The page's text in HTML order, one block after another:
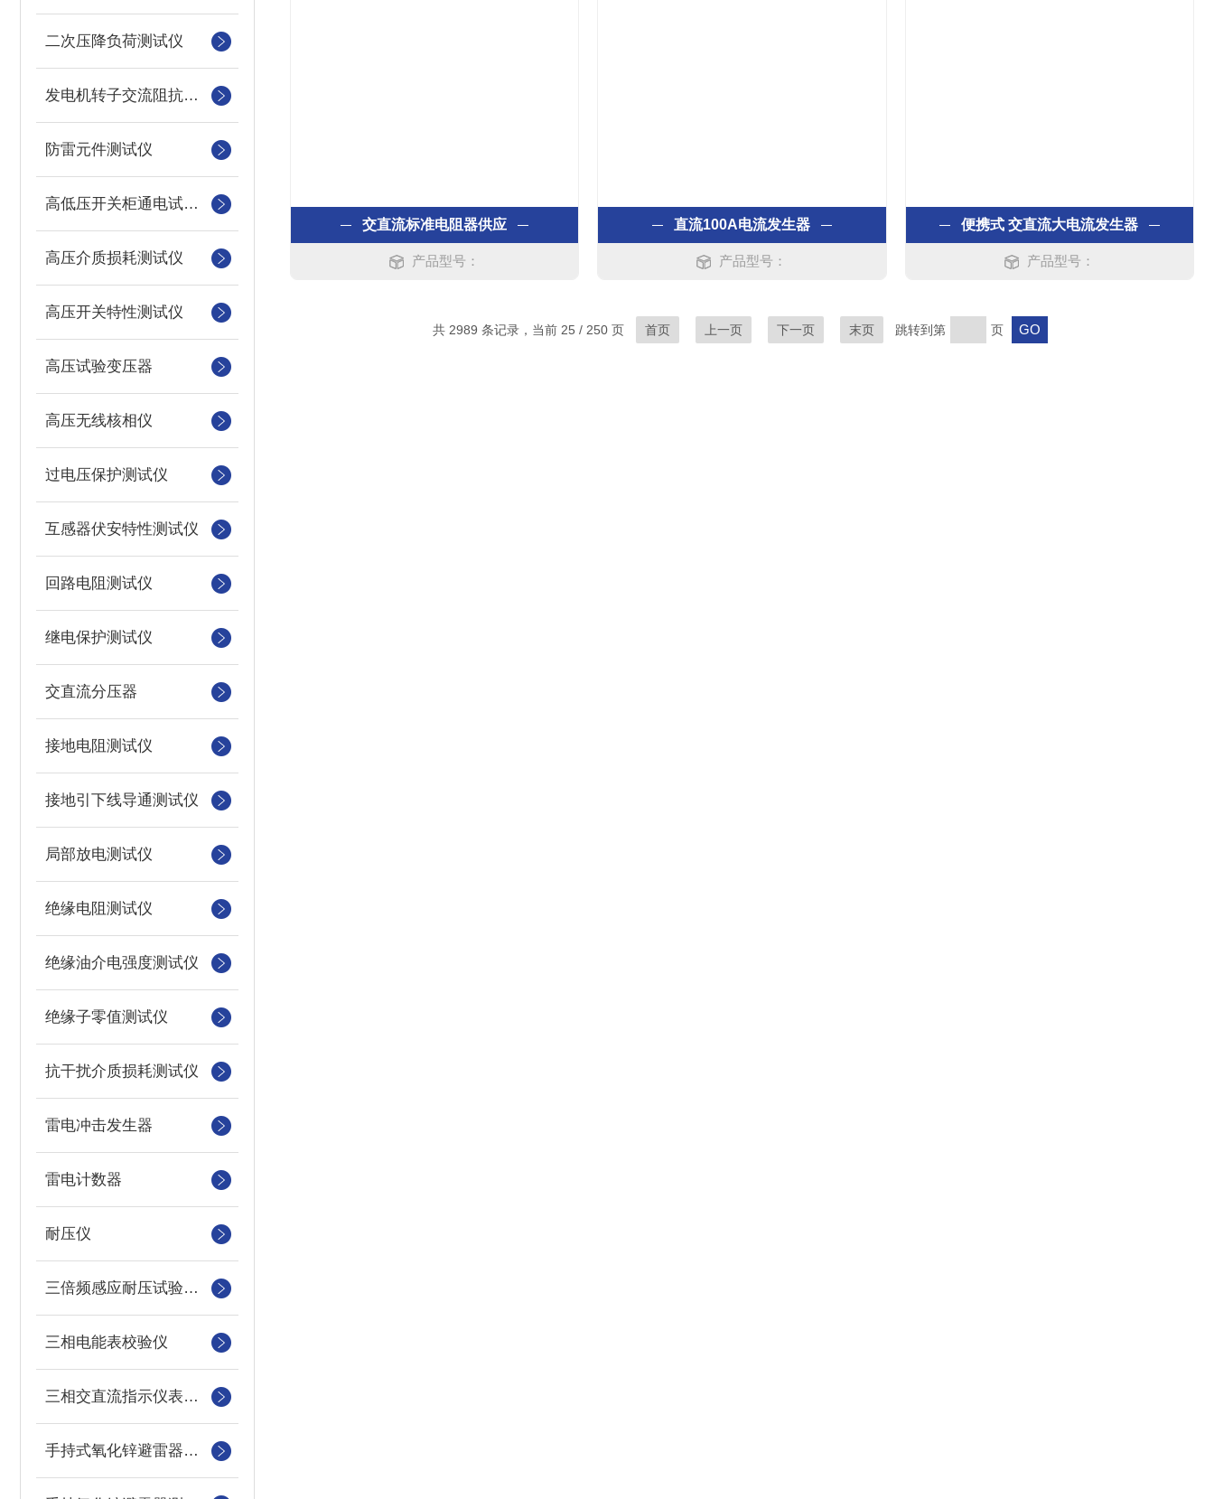
二次压降负荷测试仪
发电机转子交流阻抗测试仪
防雷元件测试仪
高低压开关柜通电试验台
高压介质损耗测试仪
高压开关特性测试仪
高压试验变压器
高压无线核相仪
过电压保护测试仪
互感器伏安特性测试仪
回路电阻测试仪
继电保护测试仪
交直流分压器
接地电阻测试仪
接地引下线导通测试仪
局部放电测试仪
绝缘电阻测试仪
绝缘油介电强度测试仪
绝缘子零值测试仪
抗干扰介质损耗测试仪
雷电冲击发生器
雷电计数器
耐压仪
三倍频感应耐压试验装置
三相电能表校验仪
三相交直流指示仪表装置
手持式氧化锌避雷器测试仪
交直流标准电阻器供应
产品型号：
直流100A电流发生器
产品型号：
便携式 交直流大电流发生器
产品型号：
共 2989 条记录，当前 25 / 250 页 首页 上一页 下一页 末页 跳转到第 页